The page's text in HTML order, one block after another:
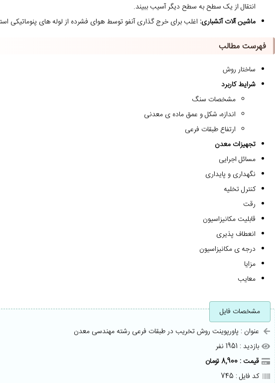
انتقال از یک سطح به سطح دیگر آسیب ببیند.
ماشین آلات آتشباری: اغلب برای خرج گذاری آنفو توسط هوای فشرده از لوله های پنوماتیکی
فهرست مطالب
ساختار روش
شرایط کاربرد
مشخصات سنگ
اندازه، شکل و عمق ماده ی معدنی
ارتفاع طبقات فرعی
تجهیزات معدن
مسائل اجرایی
نگهداری و پایداری
کنترل تخلیه
رقت
قابلیت مکانیزاسیون
انعطاف پذیری
درجه ی مکانیزاسیون
مزایا
معایب
مشخصات فایل
عنوان : پاورپوینت روش تخريب در طبقات فرعی رشته مهندسی معدن
بازدید : 1951 نفر
قیمت : 8,900 تومان
کد فایل : 745